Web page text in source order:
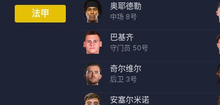
欧冠
NBA
CBA
法甲
奥耶德勒
中场 8号
巴基齐
守门员 50号
奇尔维尔
后卫 3号
安塞尔米诺